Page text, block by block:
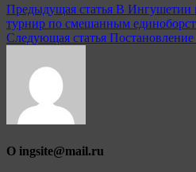
Навигация
по
Предыдущая статья В Ингушетии
турнир по смешанным
Следующая статья
О ingsite@mail.ru